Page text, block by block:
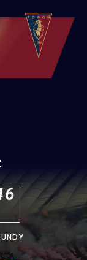
4